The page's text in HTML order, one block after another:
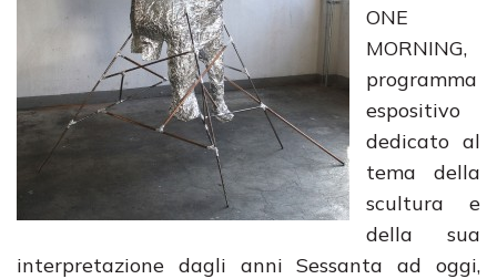
ONE
MORNING,
programma
espositivo
dedicato al
tema della
scultura e
della sua
interpretazione dagli anni Sessanta ad oggi,